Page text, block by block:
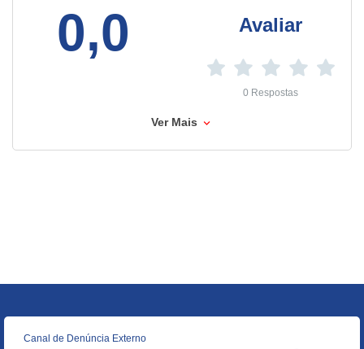
0,0 Avaliar
0 Respostas
Ver Mais
Canal de Denúncia Externo